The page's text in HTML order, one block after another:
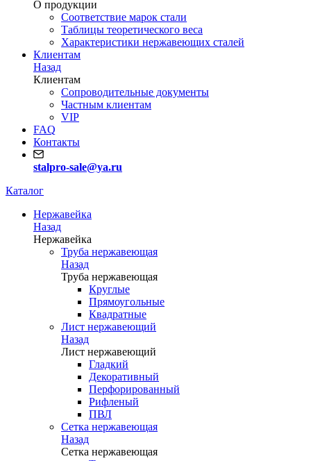
О продукции
Соответствие марок стали
Таблицы теоретического веса
Характеристики нержавеющих сталей
Клиентам
Назад
Клиентам
Сопроводительные документы
Частным клиентам
VIP
FAQ
Контакты
stalpro-sale@ya.ru
Каталог
Нержавейка
Назад
Нержавейка
Труба нержавеющая
Назад
Труба нержавеющая
Круглые
Прямоугольные
Квадратные
Лист нержавеющий
Назад
Лист нержавеющий
Гладкий
Декоративный
Перфорированный
Рифленый
ПВЛ
Сетка нержавеющая
Назад
Сетка нержавеющая